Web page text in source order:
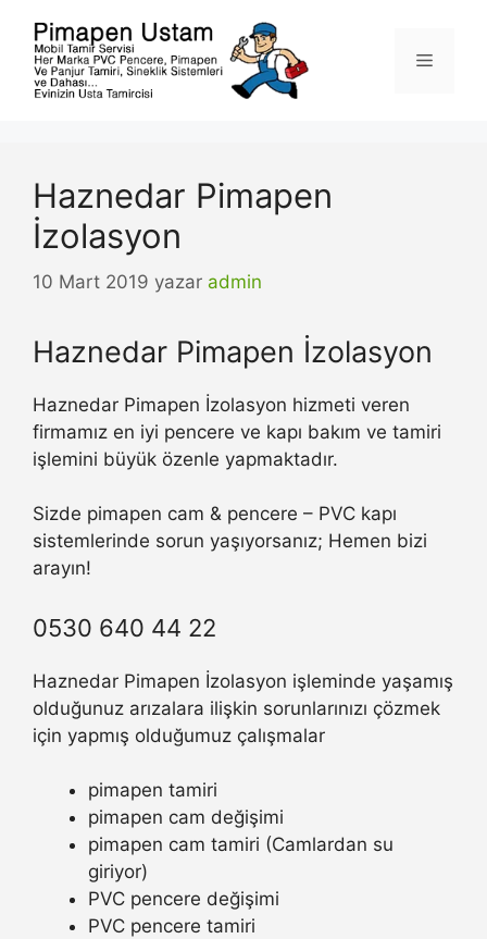
Menü
Haznedar Pimapen
İzolasyon
10 Mart 2019 yazar admin
Haznedar Pimapen İzolasyon
Haznedar Pimapen İzolasyon hizmeti veren
firmamız en iyi pencere ve kapı bakım ve tamiri
işlemini büyük özenle yapmaktadır.
Sizde pimapen cam & pencere – PVC kapı
sistemlerinde sorun yaşıyorsanız; Hemen bizi
arayın!
0530 640 44 22
Haznedar Pimapen İzolasyon işleminde yaşamış
olduğunuz arızalara ilişkin sorunlarınızı çözmek
için yapmış olduğumuz çalışmalar
pimapen tamiri
pimapen cam değişimi
pimapen cam tamiri (Camlardan su
giriyor)
PVC pencere değişimi
PVC pencere tamiri